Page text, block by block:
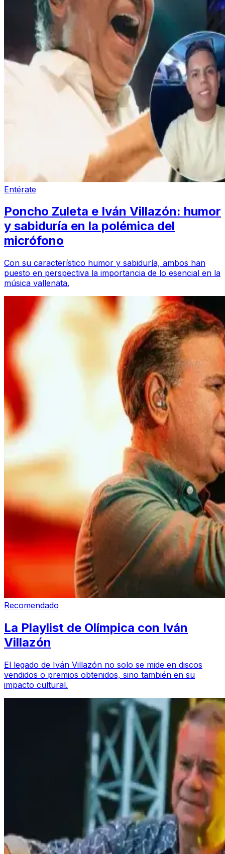
Entérate
Poncho Zuleta e Iván Villazón: humor
y sabiduría en la polémica del
micrófono
Con su característico humor y sabiduría, ambos han
puesto en perspectiva la importancia de lo esencial en la
música vallenata.
Recomendado
La Playlist de Olímpica con Iván
Villazón
El legado de Iván Villazón no solo se mide en discos
vendidos o premios obtenidos, sino también en su
impacto cultural.